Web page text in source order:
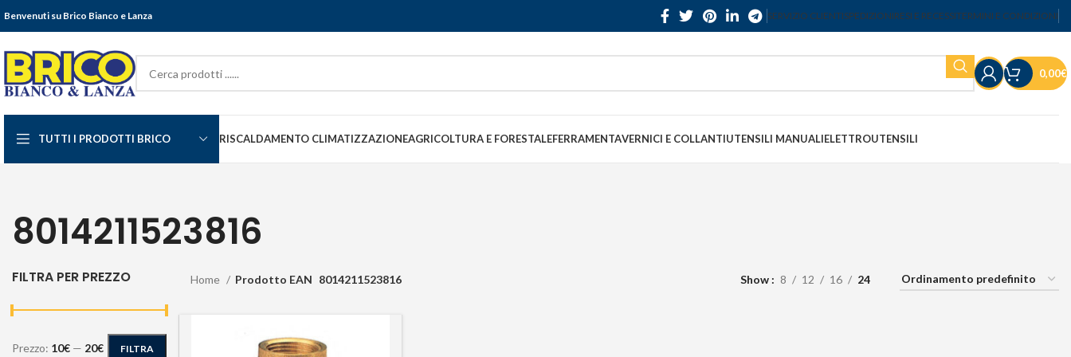
Benvenuti su Brico Bianco e Lanza SERVIZIO CLIENTISPEDIZIONIRESI E RECESSITERMINI E CONDIZIONI
0,00€
TUTTI I PRODOTTI BRICO RISCALDAMENTO CLIMATIZZAZIONEAGRICOLTURA E FORESTALEFERRAMENTAVERNICI E COLLANTIUTENSILI MANUALIELETTROUTENSILI
8014211523816
FILTRA PER PREZZO
FILTRA
Prezzo: 10€ — 20€
Home Prodotto EAN 8014211523816 Show 8 12 16 24